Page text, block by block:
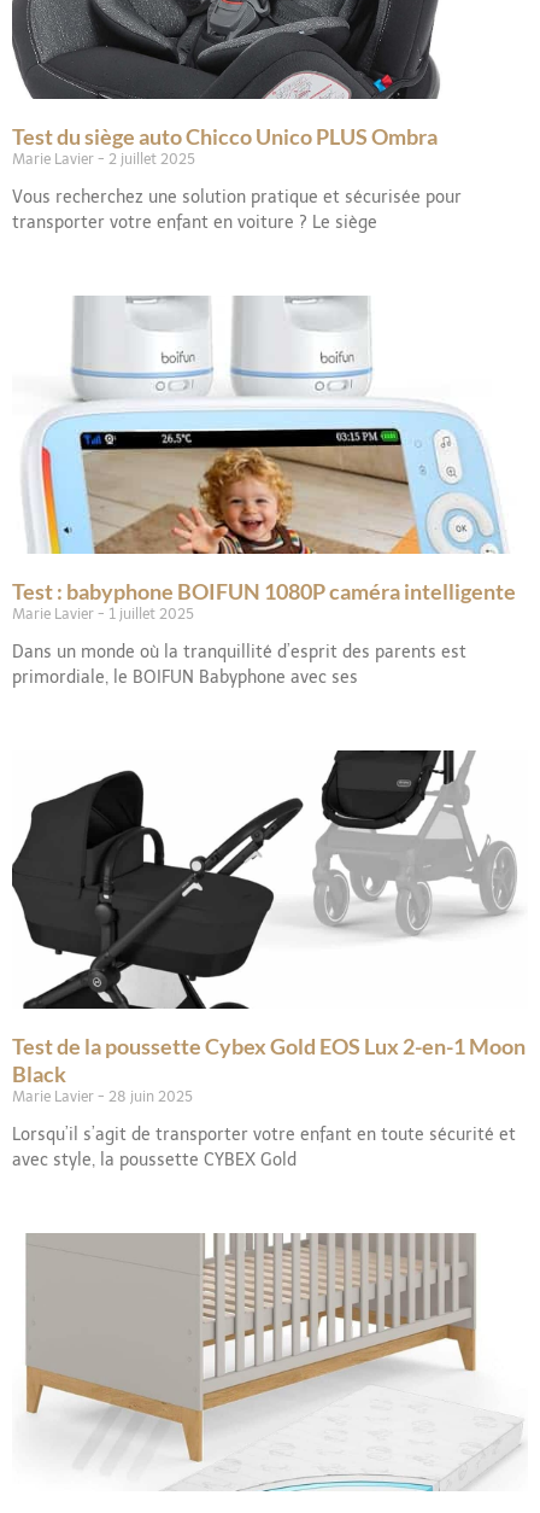
Test du siège auto Chicco Unico PLUS Ombra
Marie Lavier 2 juillet 2025
Vous recherchez une solution pratique et sécurisée pour
transporter votre enfant en voiture ? Le siège
Test : babyphone BOIFUN 1080P caméra intelligente
Marie Lavier 1 juillet 2025
Dans un monde où la tranquillité d’esprit des parents est
primordiale, le BOIFUN Babyphone avec ses
Test de la poussette Cybex Gold EOS Lux 2-en-1 Moon
Black
Marie Lavier 28 juin 2025
Lorsqu’il s’agit de transporter votre enfant en toute sécurité et
avec style, la poussette CYBEX Gold